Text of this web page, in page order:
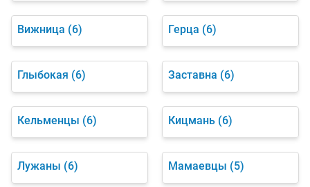
Вижница (6) Герца (6)
Глыбокая (6) Заставна (6)
Кельменцы (6) Кицмань (6)
Лужаны (6) Мамаевцы (5)